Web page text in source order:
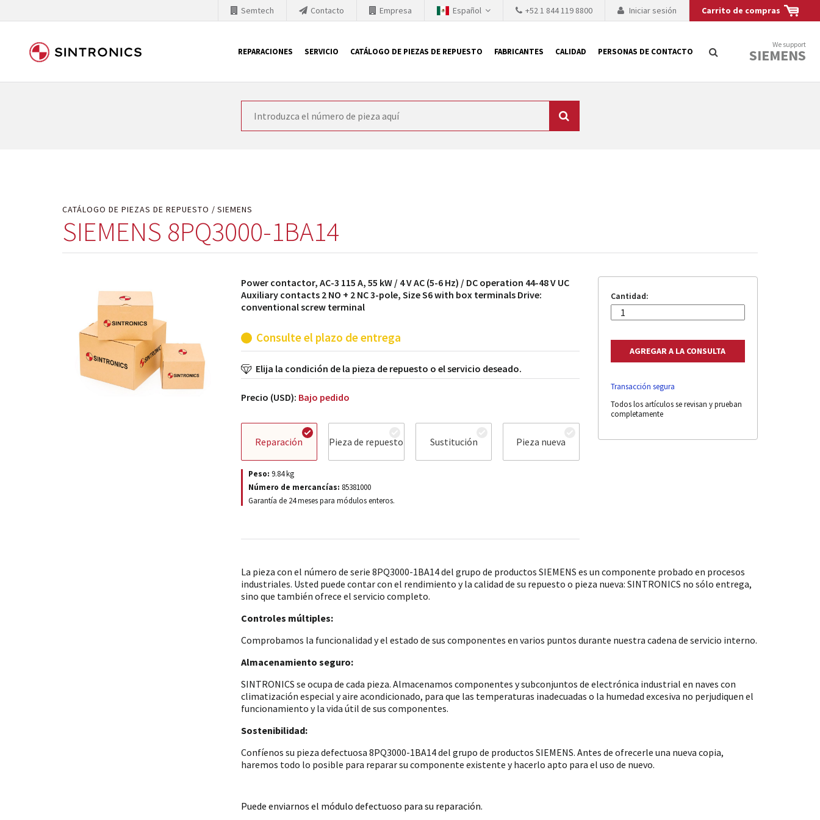
Carrito de compras
Iniciar sesión
+52 1 844 119 8800
Español
Empresa
Contacto
Semtech
REPARACIONES SERVICIO CATÁLOGO DE PIEZAS DE REPUESTO FABRICANTES CALIDAD PERSONAS DE CONTACTO
We support
SIEMENS
Nuestra colaboración con SIEMENS
de módulos descontinuados por módulos del propio almacén.
CATÁLOGO DE PIEZAS DE REPUESTO SIEMENS
SIEMENS 8PQ3000-1BA14
Power contactor, AC-3 115 A, 55 kW / 4 V AC (5-6 Hz) / DC operation 44-48 V UC
Auxiliary contacts 2 NO + 2 NC 3-pole, Size S6 with box terminals Drive:
conventional screw terminal
Consulte el plazo de entrega
Elija la condición de la pieza de repuesto o el servicio deseado.
Precio (USD): Bajo pedido
Reparación Pieza de repuesto Sustitución Pieza nueva
Peso: 9.84kg
Número de mercancías: 85381000
Garantía de 24 meses para módulos enteros.
Cantidad:
Transacción segura
Todos los artículos se revisan y prueban
completamente
La pieza con el número de serie 8PQ3000-1BA14 del grupo de productos SIEMENS es un componente probado en procesos
industriales. Usted puede contar con el rendimiento y la calidad de su repuesto o pieza nueva: SINTRONICS no sólo entrega,
sino que también ofrece el servicio completo.
Controles múltiples:
Comprobamos la funcionalidad y el estado de sus componentes en varios puntos durante nuestra cadena de servicio interno.
Almacenamiento seguro:
SINTRONICS se ocupa de cada pieza. Almacenamos componentes y subconjuntos de electrónica industrial en naves con
climatización especial y aire acondicionado, para que las temperaturas inadecuadas o la humedad excesiva no perjudiquen el
funcionamiento y la vida útil de sus componentes.
Sostenibilidad:
Confíenos su pieza defectuosa 8PQ3000-1BA14 del grupo de productos SIEMENS. Antes de ofrecerle una nueva copia,
haremos todo lo posible para reparar su componente existente y hacerlo apto para el uso de nuevo.
Puede enviarnos el módulo defectuoso para su reparación.